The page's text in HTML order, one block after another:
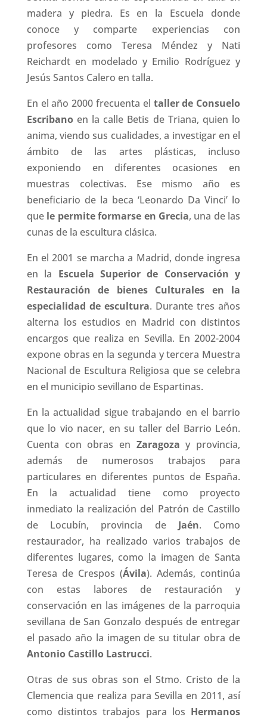
madera y piedra. Es en la Escuela donde
conoce y comparte experiencias con
profesores como Teresa Méndez y Nati
Reichardt en modelado y Emilio Rodríguez y
Jesús Santos Calero en talla.
En el año 2000 frecuenta el taller de Consuelo
Escribanoen la calle Betis de Triana, quien lo
anima, viendo sus cualidades, a investigar en el
ámbito de las artes plásticas, incluso
exponiendo en diferentes ocasiones en
muestras colectivas. Ese mismo año es
beneficiario de la beca ‘Leonardo Da Vinci’ lo
que le permite formarse en Grecia, una de las
cunas de la escultura clásica.
En el 2001 se marcha a Madrid, donde ingresa
en la Escuela Superior de Conservación y
Restauración de bienes Culturales en la
especialidad de escultura. Durante tres años
alterna los estudios en Madrid con distintos
encargos que realiza en Sevilla. En 2002-2004
expone obras en la segunda y tercera Muestra
Nacional de Escultura Religiosa que se celebra
en el municipio sevillano de Espartinas.
En la actualidad sigue trabajando en el barrio
que lo vio nacer, en su taller del Barrio León.
Cuenta con obras en Zaragoza y provincia,
además de numerosos trabajos para
particulares en diferentes puntos de España.
En la actualidad tiene como proyecto
inmediato la realización del Patrón de Castillo
de Locubín, provincia de Jaén. Como
restaurador, ha realizado varios trabajos de
diferentes lugares, como la imagen de Santa
Teresa de Crespos (Ávila). Además, continúa
con estas labores de restauración y
conservación en las imágenes de la parroquia
sevillana de San Gonzalo después de entregar
el pasado año la imagen de su titular obra de
Antonio Castillo Lastrucci.
Otras de sus obras son el Stmo. Cristo de la
Clemencia que realiza para Sevilla en 2011, así
como distintos trabajos para los Hermanos